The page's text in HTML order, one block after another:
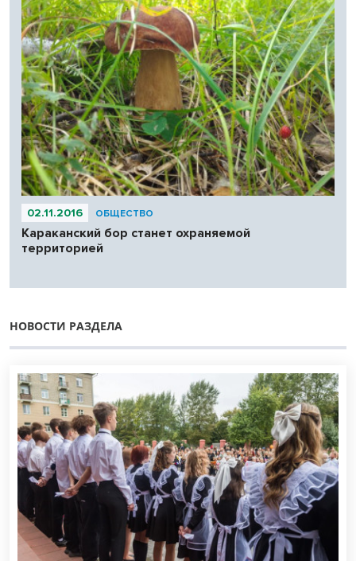
02.11.2016 ОБЩЕСТВО
Караканский бор станет охраняемой
территорией
НОВОСТИ РАЗДЕЛА